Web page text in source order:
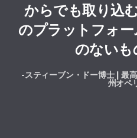
からでも取り込
のプラットフォ
のないも
-スティーブン・ドー博士 | 最
州オペ